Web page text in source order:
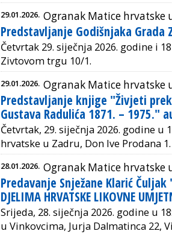
29.01.2026. Ogranak Matice hrvatske
Predstavljanje Godišnjaka Grada
Četvrtak 29. siječnja 2026. godine i
Zivtovom trgu 10/1.
29.01.2026. Ogranak Matice hrvatske
Predstavljanje knjige "Živjeti
Gustava Radulića 1871. – 1975."
Četvrtak, 29. siječnja 2026. godine u
hrvatske u Zadru, Don Ive Prodana 1.
28.01.2026. Ogranak Matice hrvatske
Predavanje Snježane Klarić Čuljak
DJELIMA HRVATSKE LIKOVNE
Srijeda, 28. siječnja 2026. godine u
u Vinkovcima, Jurja Dalmatinca 22,